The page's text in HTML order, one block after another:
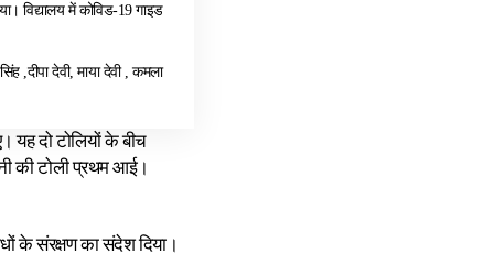
विद्यालय में कोविड-19 गाइड
,दीपा देवी, माया देवी , कमला
यह दो टोलियों के बीच
की टोली प्रथम आई।
के संरक्षण का संदेश दिया।